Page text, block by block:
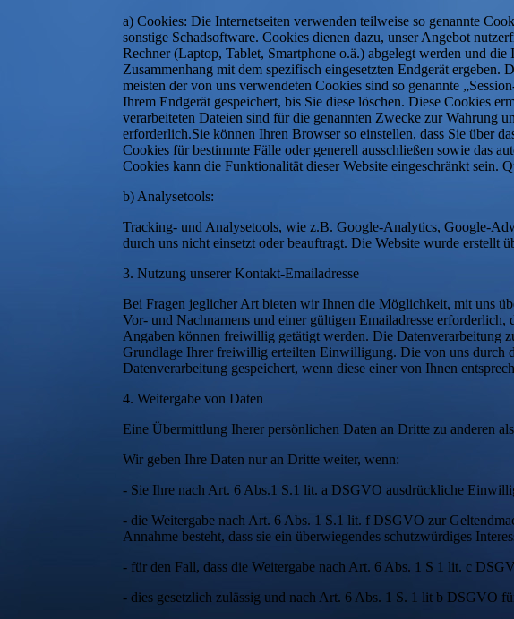
a) Cookies: Die Internetseiten verwenden teilweise so genannte
sonstige Schadsoftware. Cookies dienen dazu, unser Angebot
Rechner (Laptop, Tablet, Smartphone o.ä.) abgelegt werden und
Zusammenhang mit dem spezifisch eingesetzten Endgerät
meisten der von uns verwendeten Cookies sind so genannte
Ihrem Endgerät gespeichert, bis Sie diese löschen. Diese Cookies
verarbeiteten Dateien sind für die genannten Zwecke zur Wahrung
erforderlich.Sie können Ihren Browser so einstellen, dass Sie über
Cookies für bestimmte Fälle oder generell ausschließen sowie das
Cookies kann die Funktionalität dieser Website eingeschränkt sein.
b) Analysetools:
Tracking- und Analysetools, wie z.B. Google-Analytics, Google-
durch uns nicht einsetzt oder beauftragt. Die Website wurde erstellt
3. Nutzung unserer Kontakt-Emailadresse
Bei Fragen jeglicher Art bieten wir Ihnen die Möglichkeit, mit uns
Vor- und Nachnamens und einer gültigen Emailadresse
Angaben können freiwillig getätigt werden. Die Datenverarbeitung
Grundlage Ihrer freiwillig erteilten Einwilligung. Die von uns durch
Datenverarbeitung gespeichert, wenn diese einer von Ihnen
4. Weitergabe von Daten
Eine Übermittlung Iherer persönlichen Daten an Dritte zu anderen
Wir geben Ihre Daten nur an Dritte weiter, wenn:
- Sie Ihre nach Art. 6 Abs.1 S.1 lit. a DSGVO ausdrückliche
- die Weitergabe nach Art. 6 Abs. 1 S.1 lit. f DSGVO zur
Annahme besteht, dass sie ein überwiegendes schutzwürdiges
- für den Fall, dass die Weitergabe nach Art. 6 Abs. 1 S 1 lit. c
- dies gesetzlich zulässig und nach Art. 6 Abs. 1 S. 1 lit b DSGVO